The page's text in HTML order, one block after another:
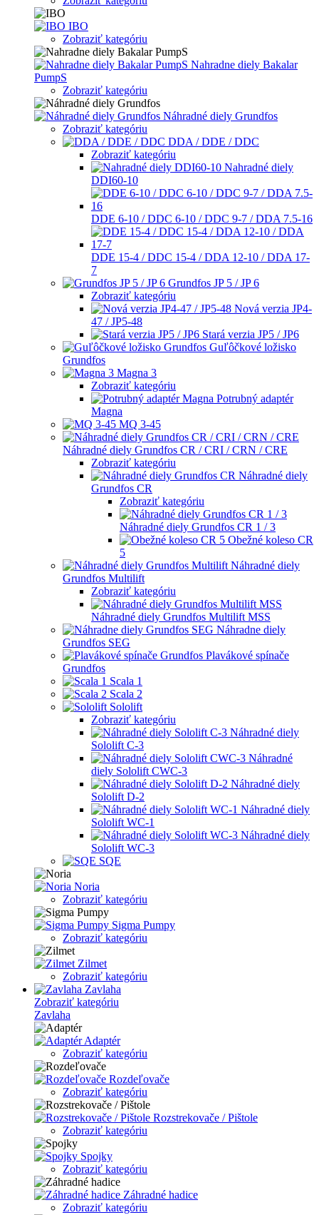
IBO
Zobraziť kategóriu
Nahradne diely Bakalar
PumpS
Zobraziť kategóriu
Náhradné diely Grundfos
Zobraziť kategóriu
DDA / DDE / DDC
Zobraziť kategóriu
Nahradné diely
DDI60-10
DDE 6-10 / DDC 6-10 / DDC 9-7 / DDA 7.5-16
DDE 15-4 / DDC 15-4 / DDA 12-10 / DDA 17-
7
Grundfos JP 5 / JP 6
Zobraziť kategóriu
Nová verzia JP4-
47 / JP5-48
Stará verzia JP5 / JP6
Guľôčkové ložisko
Grundfos
Magna 3
Zobraziť kategóriu
Potrubný adaptér
Magna
MQ 3-45
Náhradné diely Grundfos CR / CRI / CRN / CRE
Zobraziť kategóriu
Náhradné diely
Grundfos CR
Zobraziť kategóriu
Náhradné diely Grundfos CR 1 / 3
Obežné koleso CR
5
Náhradné diely
Grundfos Multilift
Zobraziť kategóriu
Náhradné diely Grundfos Multilift MSS
Náhradne diely
Grundfos SEG
Plavákové spínače
Grundfos
Scala 1
Scala 2
Sololift
Zobraziť kategóriu
Náhradné diely
Sololift C-3
Náhradné
diely Sololift CWC-3
Náhradné diely
Sololift D-2
Náhradné diely
Sololift WC-1
Náhradné diely
Sololift WC-3
SQE
Noria
Zobraziť kategóriu
Sigma Pumpy
Zobraziť kategóriu
Zilmet
Zobraziť kategóriu
Zavlaha
Zobraziť kategóriu
Zavlaha
Adaptér
Zobraziť kategóriu
Rozdeľovače
Zobraziť kategóriu
Rozstrekovače / Pištole
Zobraziť kategóriu
Spojky
Zobraziť kategóriu
Záhradné hadice
Zobraziť kategóriu